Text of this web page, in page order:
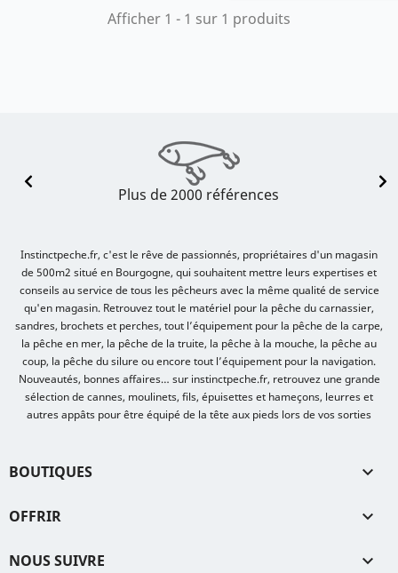
Afficher 1 - 1 sur 1 produits
Plus de 2000 références
Instinctpeche.fr, c'est le rêve de passionnés, propriétaires d'un magasin
de 500m2 situé en Bourgogne, qui souhaitent mettre leurs expertises et
conseils au service de tous les pêcheurs avec la même qualité de service
qu'en magasin. Retrouvez tout le matériel pour la pêche du carnassier,
sandres, brochets et perches, tout l’équipement pour la pêche de la carpe,
la pêche en mer, la pêche de la truite, la pêche à la mouche, la pêche au
coup, la pêche du silure ou encore tout l’équipement pour la navigation.
Nouveautés, bonnes affaires… sur instinctpeche.fr, retrouvez une grande
sélection de cannes, moulinets, fils, épuisettes et hameçons, leurres et
autres appâts pour être équipé de la tête aux pieds lors de vos sorties
BOUTIQUES 
OFFRIR 
NOUS SUIVRE 